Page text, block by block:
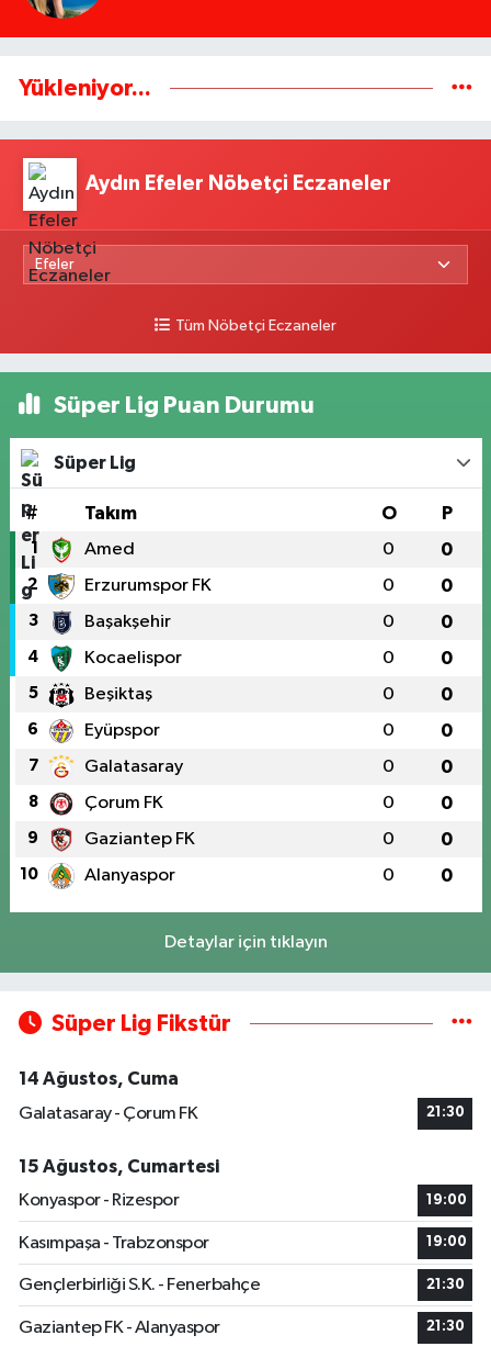
Yükleniyor...
Aydın Efeler Nöbetçi Eczaneler
Tüm Nöbetçi Eczaneler
Süper Lig Puan Durumu
Süper Lig
# Takım O P
1 Amed 0 0
2 Erzurumspor FK 0 0
3 Başakşehir 0 0
4 Kocaelispor 0 0
5 Beşiktaş 0 0
6 Eyüpspor 0 0
7 Galatasaray 0 0
8 Çorum FK 0 0
9 Gaziantep FK 0 0
10 Alanyaspor 0 0
Detaylar için tıklayın
Süper Lig Fikstür
14 Ağustos, Cuma
Galatasaray - Çorum FK
21:30
15 Ağustos, Cumartesi
Konyaspor - Rizespor
19:00
Kasımpaşa - Trabzonspor 19:00
Gençlerbirliği S.K. - Fenerbahçe 21:30
Gaziantep FK - Alanyaspor 21:30